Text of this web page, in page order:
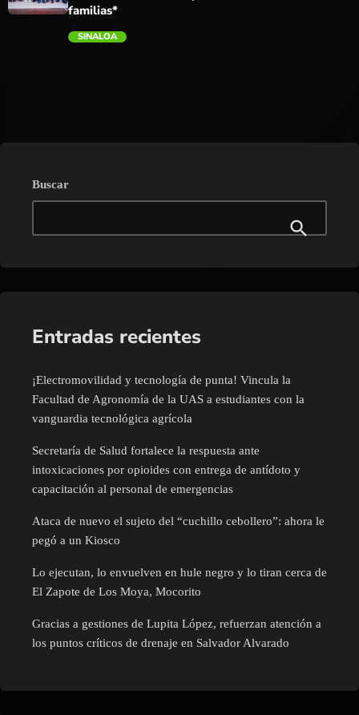
familias*
SINALOA
Buscar
Entradas recientes
¡Electromovilidad y tecnología de punta! Vincula la
Facultad de Agronomía de la UAS a estudiantes con la
vanguardia tecnológica agrícola
Secretaría de Salud fortalece la respuesta ante
intoxicaciones por opioides con entrega de antídoto y
capacitación al personal de emergencias
Ataca de nuevo el sujeto del “cuchillo cebollero”: ahora le
pegó a un Kiosco
Lo ejecutan, lo envuelven en hule negro y lo tiran cerca de
El Zapote de Los Moya, Mocorito
Gracias a gestiones de Lupita López, refuerzan atención a
los puntos críticos de drenaje en Salvador Alvarado